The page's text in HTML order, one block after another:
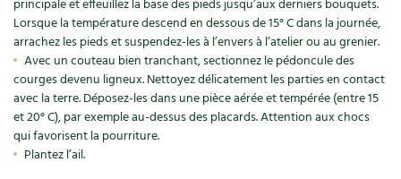
Agenda, calendrier
NOUVEAUTÉS
Feuilleter le catalogue
Alimentation et nutrition
Recettes de printemps
Recettes par type de plat
Société et alternatives
Les 4 saisons& vous
Questions à la rédaction
principale et effeuillez la base des pieds jusqu’aux derniers bouquets.
Lorsque la température descend en dessous de 15° C dans la journée,
arrachez les pieds et suspendez-les à l’envers à l’atelier ou au grenier.
Avec un couteau bien tranchant, sectionnez le pédoncule des
courges devenu ligneux. Nettoyez délicatement les parties en contact
avec la terre. Déposez-les dans une pièce aérée et tempérée (entre 15
et 20° C), par exemple au-dessus des placards. Attention aux chocs
qui favorisent la pourriture.
Plantez l’ail.